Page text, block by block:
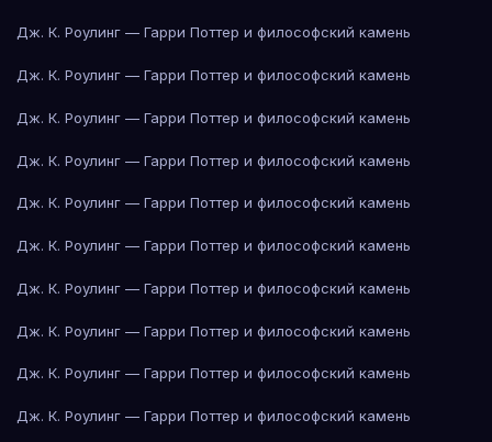
Дж. К. Роулинг — Гарри Поттер и философский камень
Дж. К. Роулинг — Гарри Поттер и философский камень
Дж. К. Роулинг — Гарри Поттер и философский камень
Дж. К. Роулинг — Гарри Поттер и философский камень
Дж. К. Роулинг — Гарри Поттер и философский камень
Дж. К. Роулинг — Гарри Поттер и философский камень
Дж. К. Роулинг — Гарри Поттер и философский камень
Дж. К. Роулинг — Гарри Поттер и философский камень
Дж. К. Роулинг — Гарри Поттер и философский камень
Дж. К. Роулинг — Гарри Поттер и философский камень